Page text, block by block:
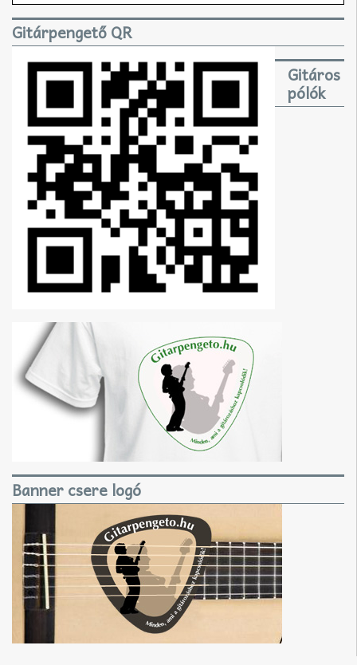
Gitárpengető QR
Gitáros
pólók
Banner csere logó